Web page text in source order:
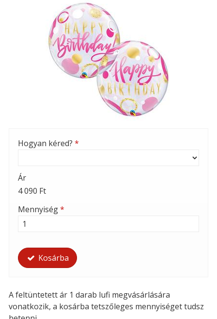
Hogyan kéred? *
Ár
4 090 Ft
Mennyiség*
Kosárba
A feltüntetett ár 1 darab lufi megvásárlására
vonatkozik, a kosárba tetszőleges mennyiséget tudsz